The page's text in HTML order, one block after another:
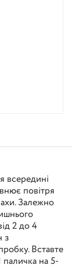
всередині
повітря
Залежно
2 до 4
з
Вставте
паличка на 5-